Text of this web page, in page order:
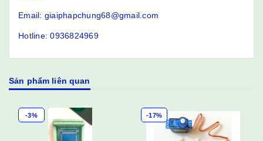
Email: giaiphapchung68@gmail.com
Hotline: 0936824969
Sản phẩm liên quan
-17%